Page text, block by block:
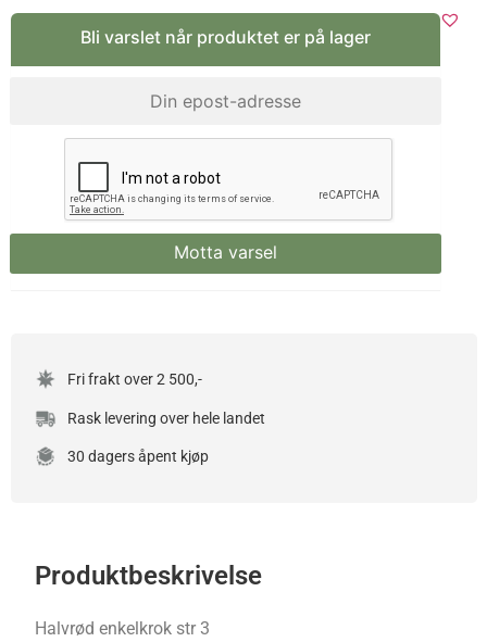
Bli varslet når produktet er på lager
Fri frakt over 2 500,-
Rask levering over hele landet
30 dagers åpent kjøp
Produktbeskrivelse
Halvrød enkelkrok str 3